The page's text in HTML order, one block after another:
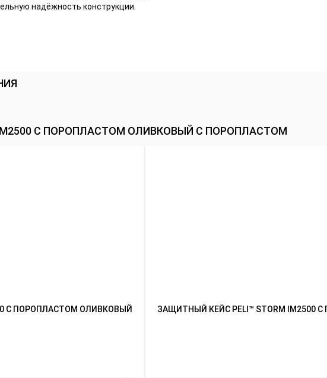
надёжность конструкции.
С ПОРОПЛАСТОМ ОЛИВКОВЫЙ С ПОРОПЛАСТОМ
С ПОРОПЛАСТОМ ОЛИВКОВЫЙ ЗАЩИТНЫЙ КЕЙС PELI™ STORM